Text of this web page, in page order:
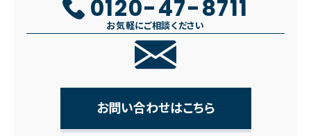
0120-47-8711
お気軽にご相談ください
お問い合わせはこちら